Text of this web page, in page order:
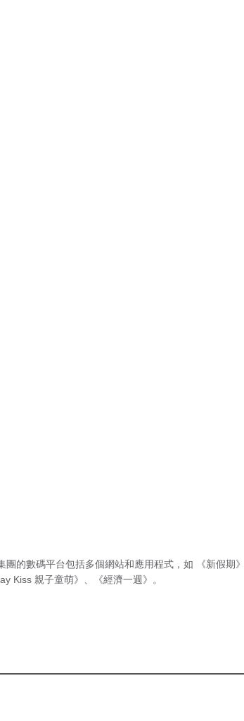
團的數碼平台包括多個網站和應用程式，如 《新假期》
Kiss 親子童萌》
《經濟一週》 。